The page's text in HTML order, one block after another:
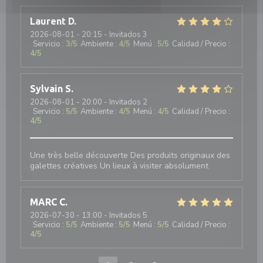
Laurent D
2026-08-01 - 20:15 - Invitados 3
Servicio : 3/5 Ambiente : 4/5 Menú : 5/5 Calidad / Precio :
4/5
Sylvain S
2026-08-01 - 20:00 - Invitados 2
Servicio : 5/5 Ambiente : 4/5 Menú : 4/5 Calidad / Precio :
4/5
Une très belle découverte Des produits originaux des
galettes créatives Un lieux à visiter absolument
MARC C
2026-07-30 - 13:00 - Invitados 5
Servicio : 5/5 Ambiente : 5/5 Menú : 5/5 Calidad / Precio :
4/5